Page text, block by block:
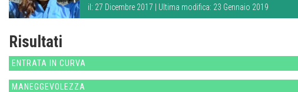
il: 27 Dicembre 2017 | Ultima modifica: 23 Gennaio 2019
Risultati
ENTRATA IN CURVA
MANEGGEVOLEZZA